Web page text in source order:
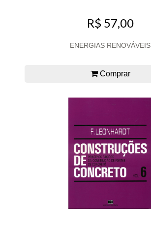
R$ 57,00
ENERGIAS RENOVÁVEIS
Comprar